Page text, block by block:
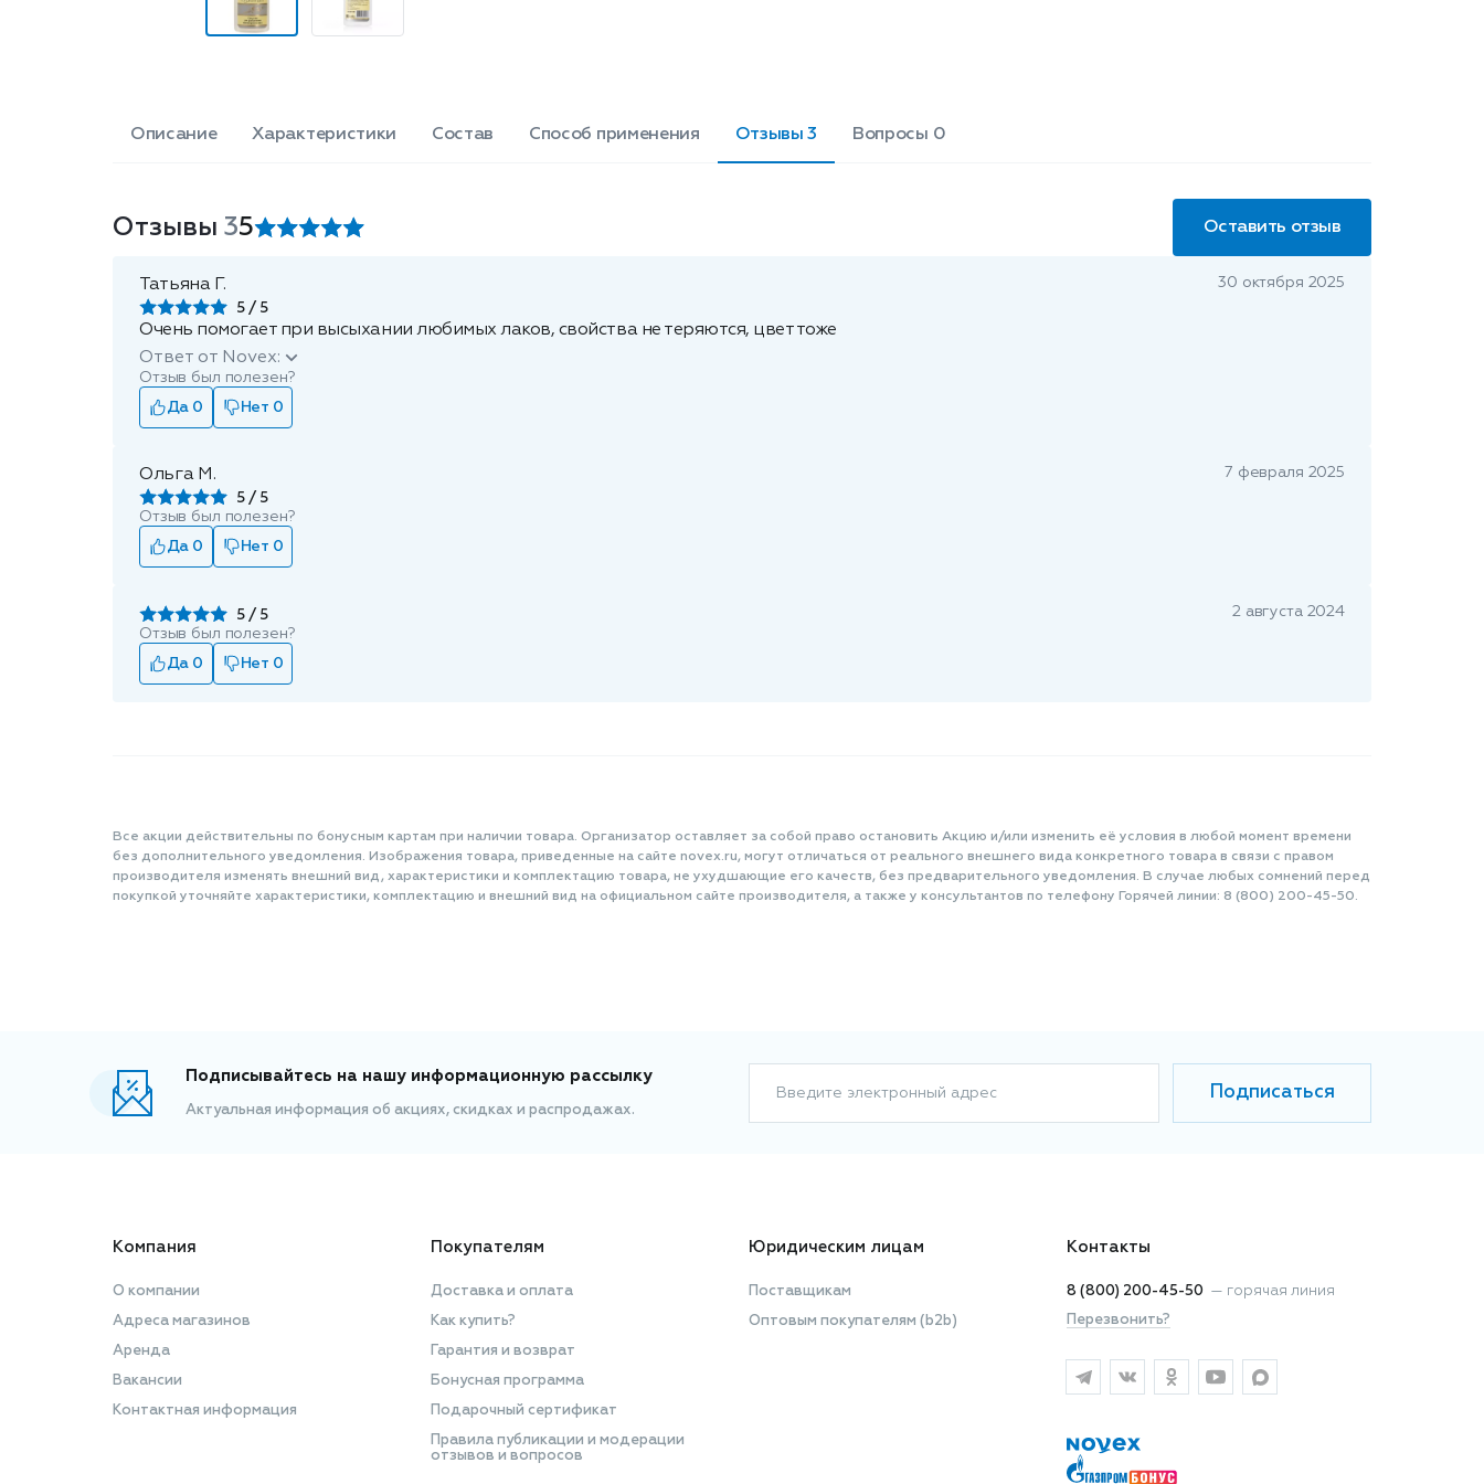
Описание Характеристики Состав Способ применения Отзывы 3 Вопросы 0
Отзывы 35 Оставить отзыв
Татьяна Г.
5
30 октября 2025
Очень помогает при высыхании любимых лаков, свойства не теряются, цвет тоже
Ответ от Novex:
Отзыв был полезен?
Да 0
Нет 0
Ольга М.
5
7 февраля 2025
Отзыв был полезен?
Да 0
Нет 0
5
2 августа 2024
Отзыв был полезен?
Да 0
Нет 0
Все акции действительны по бонусным картам при наличии товара. Организатор оставляет за собой право остановить Акцию и/или изменить её условия в любой момент времени
без дополнительного уведомления. Изображения товара, приведенные на сайте novex.ru, могут отличаться от реального внешнего вида конкретного товара в связи с правом
производителя изменять внешний вид, характеристики и комплектацию товара, не ухудшающие его качеств, без предварительного уведомления. В случае любых сомнений перед
покупкой уточняйте характеристики, комплектацию и внешний вид на официальном сайте производителя, а также у консультантов по телефону Горячей линии: 8 (800) 200-45-50.
Подписывайтесь на нашу информационную рассылку
Актуальная информация об акциях, скидках и распродажах.
Введите электронный адрес Подписаться
Компания
О компании
Адреса магазинов
Аренда
Вакансии
Контактная информация
Покупателям
Доставка и оплата
Как купить?
Гарантия и возврат
Бонусная программа
Подарочный сертификат
Правила публикации и модерации
отзывов и вопросов
Юридическим лицам
Поставщикам
Оптовым покупателям (b2b)
Контакты
8 (800) 200-45-50 — горячая линия
Перезвонить?